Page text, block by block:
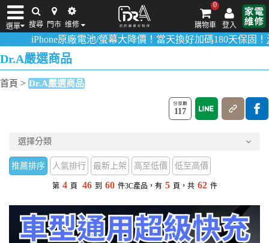
選單 搜尋 門市 维修 登入
0
購物車
iPhone維修/價格 筆電維修/價格 Android手機維修/價格 MacBook維修/價
廠電池/螢幕大降價！當天換好加碼180天保固！活動詳情請點
Dr.A嚴選商品
首頁 > Dr.A嚴選商品
117
選擇分類
推薦排序 人氣排行 最新上架 高至低價 低至高價
第 4 頁 46 到 60 件3C產品，有 5 頁，共 62 件